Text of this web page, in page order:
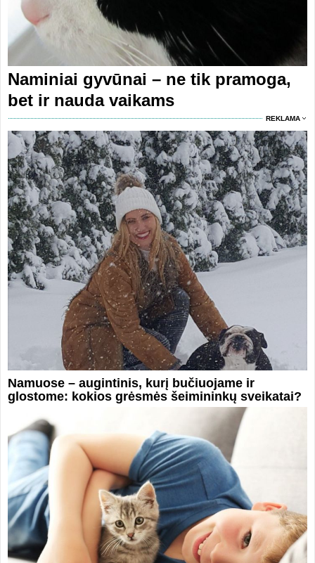
Naminiai gyvūnai – ne tik pramoga,
bet ir nauda vaikams
REKLAMA
Namuose – augintinis, kurį bučiuojame ir
glostome: kokios grėsmės šeimininkų sveikatai?